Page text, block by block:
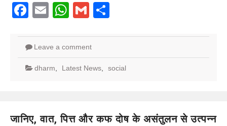
Facebook
EmailWhatsApp
Gmail
Leave a comment
dharm Latest News social
जानिए, वात, पित्त और कफ दोष के असंतुलन से उत्पन्न